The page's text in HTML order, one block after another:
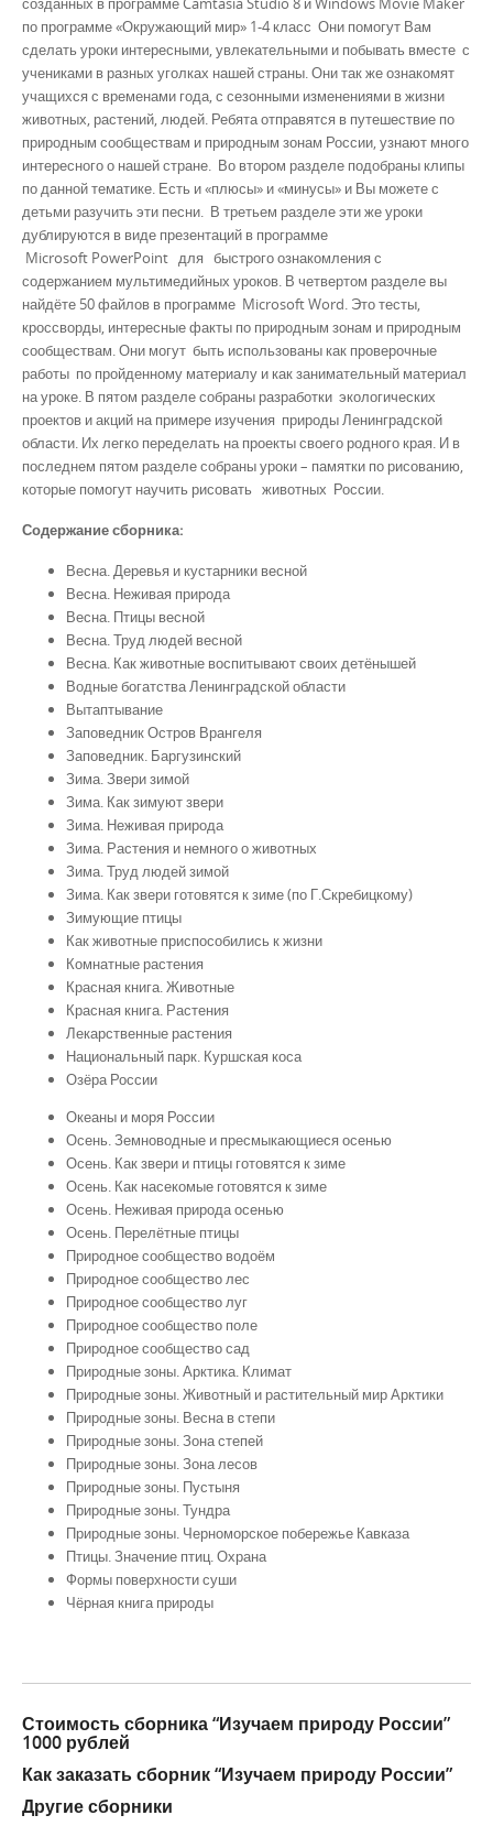
по программе «Окружающий мир» 1-4 класс Они помогут Вам
сделать уроки интересными, увлекательными и побывать вместе с
учениками в разных уголках нашей страны. Они так же ознакомят
учащихся с временами года, с сезонными изменениями в жизни
животных, растений, людей. Ребята отправятся в путешествие по
природным сообществам и природным зонам России, узнают много
интересного о нашей стране. Во втором разделе подобраны клипы
по данной тематике. Есть и «плюсы» и «минусы» и Вы можете с
детьми разучить эти песни. В третьем разделе эти же уроки
дублируются в виде презентаций в программе
Microsoft PowerPoint для быстрого ознакомления с
содержанием мультимедийных уроков. В четвертом разделе вы
найдёте 50 файлов в программе Microsoft Word. Это тесты,
кроссворды, интересные факты по природным зонам и природным
сообществам. Они могут быть использованы как проверочные
работы по пройденному материалу и как занимательный материал
на уроке. В пятом разделе собраны разработки экологических
проектов и акций на примере изучения природы Ленинградской
области. Их легко переделать на проекты своего родного края. И в
последнем пятом разделе собраны уроки – памятки по рисованию,
которые помогут научить рисовать животных России.
Содержание сборника:
Весна. Деревья и кустарники весной
Весна. Неживая природа
Весна. Птицы весной
Весна. Труд людей весной
Весна. Как животные воспитывают своих детёнышей
Водные богатства Ленинградской области
Вытаптывание
Заповедник Остров Врангеля
Заповедник. Баргузинский
Зима. Звери зимой
Зима. Как зимуют звери
Зима. Неживая природа
Зима. Растения и немного о животных
Зима. Труд людей зимой
Зима. Как звери готовятся к зиме (по Г.Скребицкому)
Зимующие птицы
Как животные приспособились к жизни
Комнатные растения
Красная книга. Животные
Красная книга. Растения
Лекарственные растения
Национальный парк. Куршская коса
Озёра России
Океаны и моря России
Осень. Земноводные и пресмыкающиеся осенью
Осень. Как звери и птицы готовятся к зиме
Осень. Как насекомые готовятся к зиме
Осень. Неживая природа осенью
Осень. Перелётные птицы
Природное сообщество водоём
Природное сообщество лес
Природное сообщество луг
Природное сообщество поле
Природное сообщество сад
Природные зоны. Арктика. Климат
Природные зоны. Животный и растительный мир Арктики
Природные зоны. Весна в степи
Природные зоны. Зона степей
Природные зоны. Зона лесов
Природные зоны. Пустыня
Природные зоны. Тундра
Природные зоны. Черноморское побережье Кавказа
Птицы. Значение птиц. Охрана
Формы поверхности суши
Чёрная книга природы
Стоимость сборника “Изучаем природу России”
1000 рублей
Как заказать сборник “Изучаем природу России”
Другие сборники